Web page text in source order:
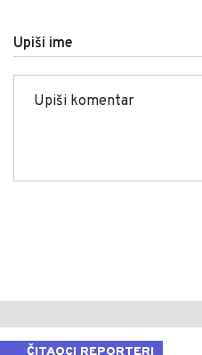
Upiši ime
ČITAOCI REPORTERI